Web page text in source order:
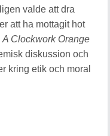
valde att dra
att ha mottagit hot
A Clockwork Orange
diskussion och
kring etik och moral